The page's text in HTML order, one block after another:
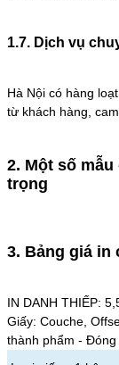
1.7. Dịch vụ
Hà Nội có hàng
từ khách hàng,
2. Một số
trọng
3. Bảng giá in
IN DANH THIẾP:
Giấy: Couche,
thành phẩm -